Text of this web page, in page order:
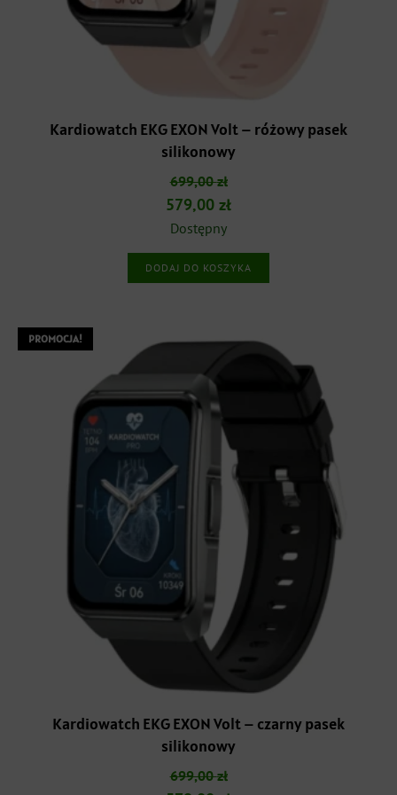
Kardiowatch EKG EXON Volt – różowy pasek
silikonowy
699,00zł
Pierwotna
cena
wynosiła:
699,00 zł.
579,00 złAktualna
wynosi:
579,00 zł.
Dostępny
DODAJ DO KOSZYKA
PROMOCJA!
Kardiowatch EKG EXON Volt – czarny pasek
silikonowy
699,00zł